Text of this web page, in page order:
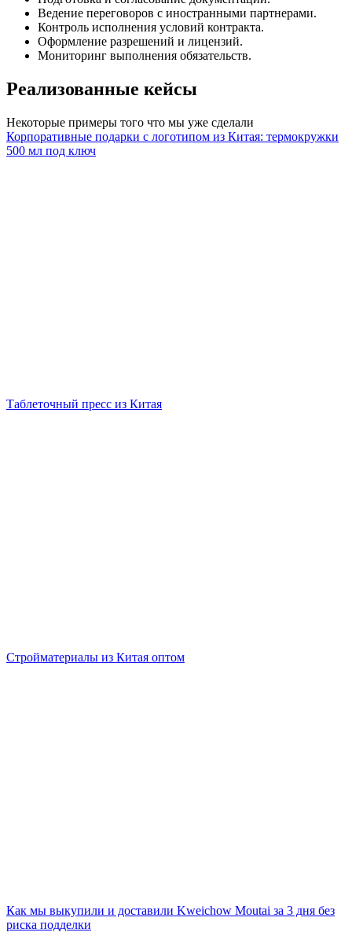
Ведение переговоров с иностранными партнерами.
Контроль исполнения условий контракта.
Оформление разрешений и лицензий.
Мониторинг выполнения обязательств.
Реализованные кейсы
Некоторые примеры того что мы уже сделали
Корпоративные подарки с логотипом из Китая: термокружки
500 мл под ключ
Таблеточный пресс из Китая
Стройматериалы из Китая оптом
Как мы выкупили и доставили Kweichow Moutai за 3 дня без
риска подделки